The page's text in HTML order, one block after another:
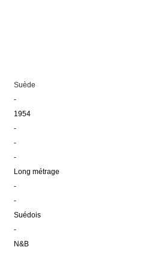
Suède
-
1954
-
-
-
Long métrage
-
-
Suédois
-
N&B